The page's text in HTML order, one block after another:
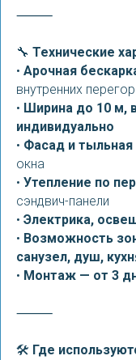
⸻
🔧 Технические
• Арочная
внутренних
• Ширина до 10 м,
индивидуально
• Фасад и тыльная
окна
• Утепление по
сэндвич-панели
• Электрика,
• Возможность
санузел, душ,
• Монтаж — от 3
⸻
🛠 Где